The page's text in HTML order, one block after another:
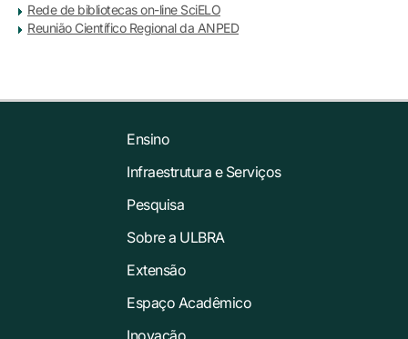
Rede de bibliotecas on-line SciELO
Reunião Científico Regional da ANPED
Ensino
Infraestrutura e Serviços
Pesquisa
Sobre a ULBRA
Extensão
Espaço Acadêmico
Inovação